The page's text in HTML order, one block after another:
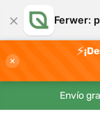
× Ferwer:
×
⚡
Envío